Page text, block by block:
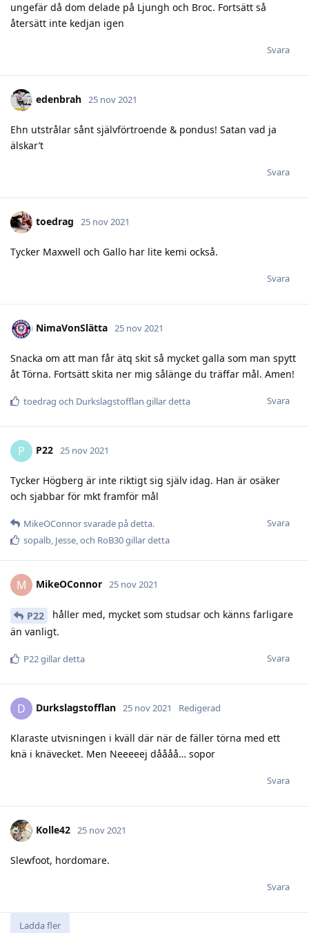
ungefär då dom delade på Ljungh och Broc. Fortsätt så
återsätt inte kedjan igen
Svara
edenbrah 25 nov 2021
Ehn utstrålar sånt självförtroende & pondus! Satan vad ja
älskar’t
Svara
toedrag 25 nov 2021
Tycker Maxwell och Gallo har lite kemi också.
Svara
NimaVonSlätta 25 nov 2021
Snacka om att man får ätq skit så mycket galla som man spytt
åt Törna. Fortsätt skita ner mig sålänge du träffar mål. Amen!
Svara
toedrag och Durkslagstofflan gillar detta
P P22 25 nov 2021
Tycker Högberg är inte riktigt sig själv idag. Han är osäker
och sjabbar för mkt framför mål
Svara
MikeOConnorsvarade på detta.
sopalb, Jesse, och RoB30gillar detta
M MikeOConnor 25 nov 2021
P22
håller med, mycket som studsar och känns farligare
än vanligt.
Svara
P22gillar detta
D Durkslagstofflan 25 nov 2021 Redigerad
Klaraste utvisningen i kväll där när de fäller törna med ett
knä i knävecket. Men Neeeeej dåååå… sopor
Svara
Kolle42 25 nov 2021
Slewfoot, hordomare.
Svara
Ladda fler